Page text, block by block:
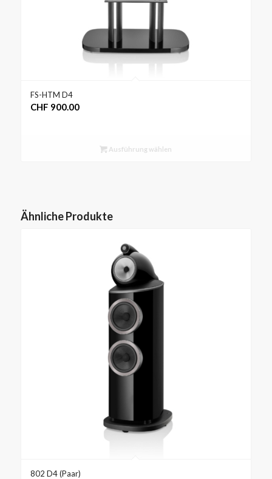
FS-HTM D4
CHF 900.00
Ausführung wählen
Ähnliche Produkte
802 D4 (Paar)